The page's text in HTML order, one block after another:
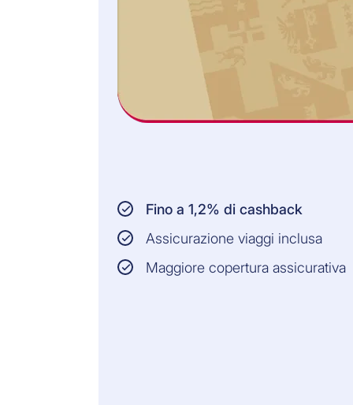
Fino a 1,2% di cashback
Assicurazione viaggi inclusa
Maggiore copertura assicurativa